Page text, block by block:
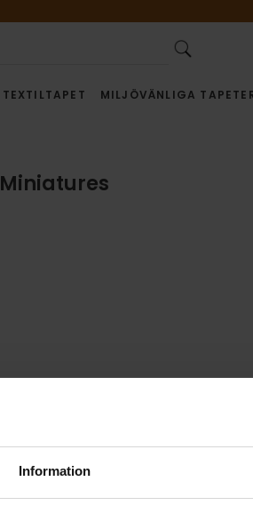
Information
TEXTILTAPET MILJÖVÄNLIGA
Miniatures